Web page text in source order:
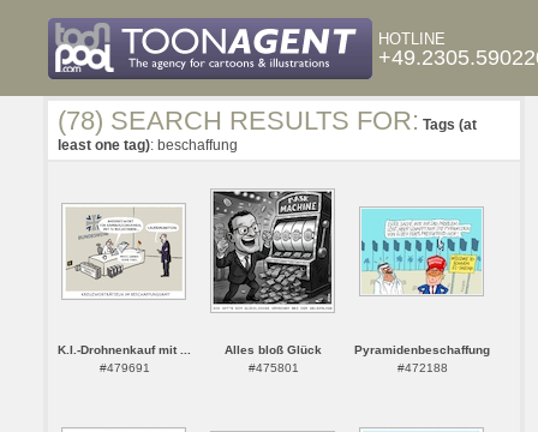
HOTLINE
(78) SEARCH RESULTS FOR: Tags (at
least one tag): beschaffung
K.I.-Drohnenkauf mit ...
#479691
Alles bloß Glück
#475801
Pyramidenbeschaffung
#472188